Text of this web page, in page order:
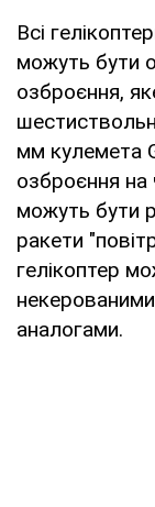
Всі
можуть бути
озброєння,
мм кулемета
озброєння на
можуть бути
ракети
гелікоптер
аналогами.